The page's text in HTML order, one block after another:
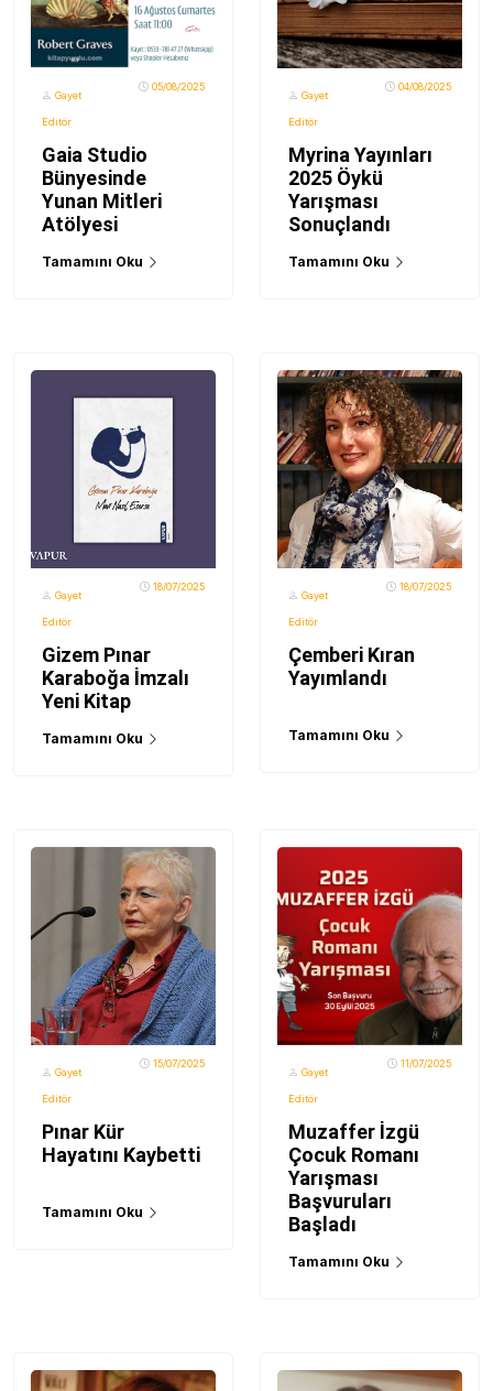
Gayet
Editör
05/08/2025
Gaia Studio
Bünyesinde
Yunan Mitleri
Atölyesi
Tamamını Oku
Gayet
Editör
04/08/2025
Myrina Yayınları
2025 Öykü
Yarışması
Sonuçlandı
Tamamını Oku
Gayet
Editör
18/07/2025
Gizem Pınar
Karaboğa İmzalı
Yeni Kitap
Tamamını Oku
Gayet
Editör
18/07/2025
Çemberi Kıran
Yayımlandı
Tamamını Oku
Gayet
Editör
15/07/2025
Pınar Kür
Hayatını Kaybetti
Tamamını Oku
Gayet
Editör
11/07/2025
Muzaffer İzgü
Çocuk Romanı
Yarışması
Başvuruları
Başladı
Tamamını Oku